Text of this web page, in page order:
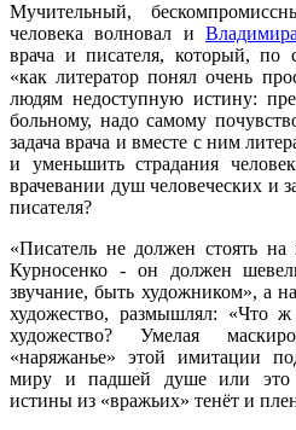
Мучительный,
человека волновал и
врача и писателя, который, по
«как литератор понял очень
людям недоступную истину:
больному, надо самому
задача врача и вместе с ним
и уменьшить страдания
врачевании душ человеческих и
писателя?
«Писатель не должен стоять
Курносенко - он должен
звучание, быть художником», а
художество, размышлял: «Что
художество? Умелая
«наряжанье» этой имитации
миру и падшей душе или это
истины из «вражьих» тенёт и